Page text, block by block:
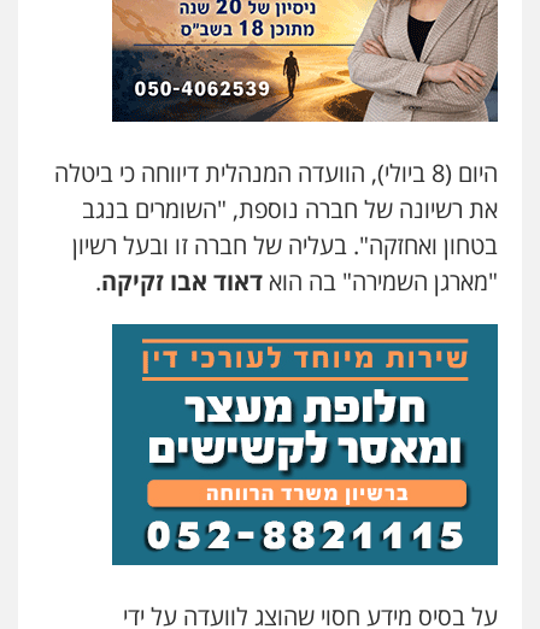
היום (8 ביולי), הוועדה המנהלית דיווחה כי ביטלה
את רשיונה של חברה נוספת, "השומרים בנגב
בטחון ואחזקה". בעליה של חברה זו ובעל רשיון
"מארגן השמירה" בה הוא דאוד אבו זקיקה.
על בסיס מידע חסוי שהוצג לוועדה על ידי